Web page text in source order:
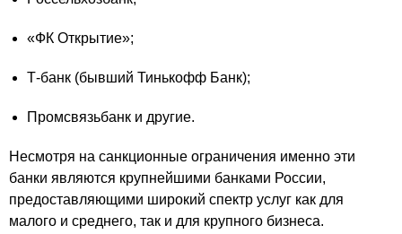
«ФК Открытие»;
Т-банк (бывший Тинькофф Банк);
Промсвязьбанк и другие.
Несмотря на санкционные ограничения именно эти
банки являются крупнейшими банками России,
предоставляющими широкий спектр услуг как для
малого и среднего, так и для крупного бизнеса.